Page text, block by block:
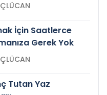
GÜÇLÜCAN
İçin Saatlerce
Gerek Yok
GÜÇLÜCAN
Tutan Yaz